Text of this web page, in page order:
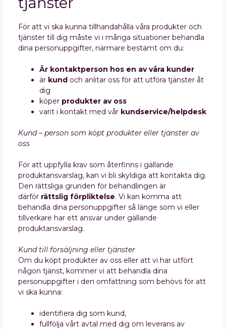
För att vi ska kunna tillhandahålla våra produkter och
tjänster till dig måste vi i många situationer behandla
dina personuppgifter, närmare bestämt om du:
Är kontaktperson hos en av våra kunder
är kund och anlitar oss för att utföra tjänster åt
dig
köper produkter av oss
varit i kontakt med vår kundservice/helpdesk
Kund – person som köpt produkter eller tjänster av
oss
För att uppfylla krav som återfinns i gällande
produktansvarslag, kan vi bli skyldiga att kontakta dig.
Den rättsliga grunden för behandlingen är
därför rättslig förpliktelse. Vi kan komma att
behandla dina personuppgifter så länge som vi eller
tillverkare har ett ansvar under gällande
produktansvarslag.
Kund till försäljning eller tjänster
Om du köpt produkter av oss eller att vi har utfört
någon tjänst, kommer vi att behandla dina
personuppgifter i den omfattning som behövs för att
vi ska kunna:
identifiera dig som kund,
fullfölja vårt avtal med dig om leverans av